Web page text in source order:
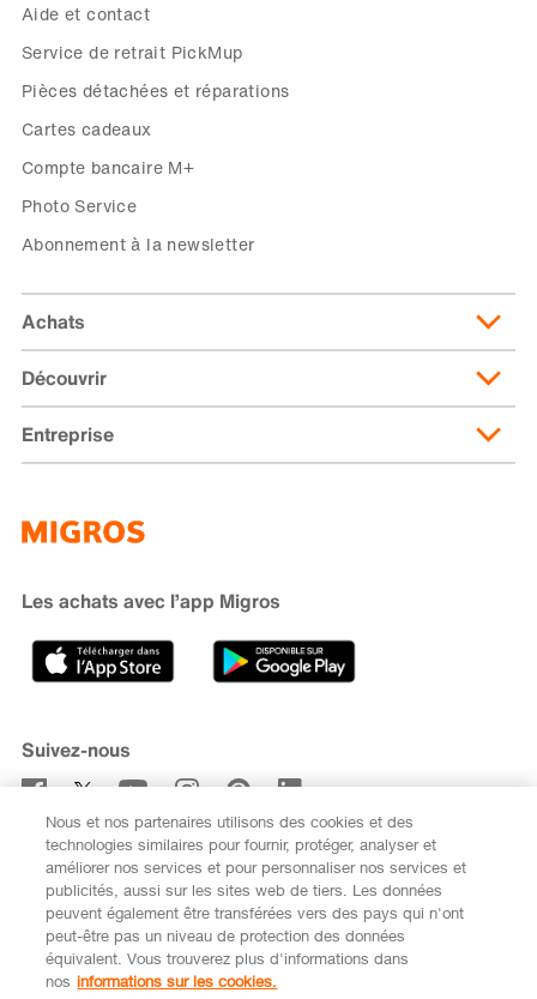
Aide et contact
Service de retrait PickMup
Pièces détachées et réparations
Cartes cadeaux
Compte bancaire M+
Photo Service
Abonnement à la newsletter
Achats
Livraison et frais de livraison
Abonnement de livraison
Moyens de paiement
Cumulus
Recherche de magasin
Découvrir
Migusto
iMpuls
Banque Migros
Entreprise
Développement durable
Carrière
Sponsoring
Médias
Code de conduite et signalement
Les achats avec l’app Migros
Suivez-nous
S’abonner à la newsletter
FR
Nous et nos partenaires utilisons des cookies et des
technologies similaires pour fournir, protéger, analyser et
améliorer nos services et pour personnaliser nos services et
publicités, aussi sur les sites web de tiers. Les données
peuvent également être transférées vers des pays qui n'ont
peut-être pas un niveau de protection des données
équivalent. Vous trouverez plus d'informations dans
nos informations sur les cookies.